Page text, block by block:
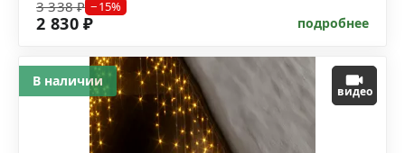
3 338 ₽ −15%
2 830 ₽ подробнее
видео
В наличии